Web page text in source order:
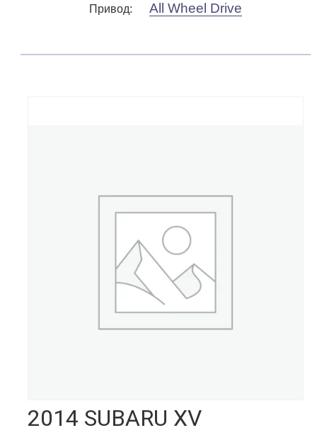
Привод: All Wheel Drive
2014 SUBARU XV